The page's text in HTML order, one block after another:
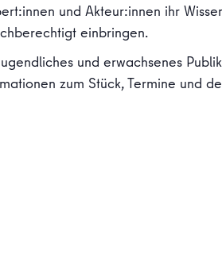
und Akteur:innen ihr
einbringen.
und erwachsenes
zum Stück, Termine und